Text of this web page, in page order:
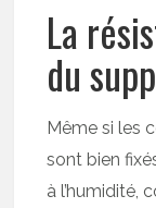
La
du
Même si les
sont bien
à l’humidité,